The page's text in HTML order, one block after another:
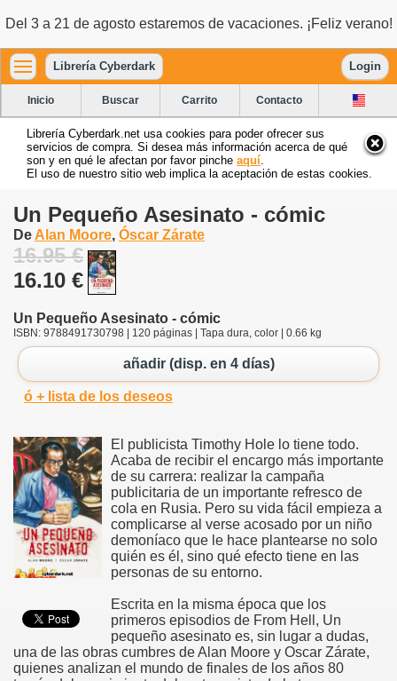
Del 3 a 21 de agosto estaremos de vacaciones. ¡Feliz verano!
Librería Cyberdark Login
Inicio Buscar Carrito Contacto
Librería Cyberdark.net usa cookies para poder ofrecer sus
servicios de compra. Si desea más información acerca de qué
son y en qué le afectan por favor pinche aquí
El uso de nuestro sitio web implica la aceptación de estas cookies.
Un Pequeño Asesinato - cómic
De Alan Moore, Óscar Zárate
16.95 €
16.10 €
Un Pequeño Asesinato - cómic
ISBN: 9788491730798 | 120 páginas | Tapa dura, color | 0.66 kg
añadir (disp. en 4 días)
ó + lista de los deseos
El publicista Timothy Hole lo tiene todo.
Acaba de recibir el encargo más importante
de su carrera: realizar la campaña
publicitaria de un importante refresco de
cola en Rusia. Pero su vida fácil empieza a
complicarse al verse acosado por un niño
demoníaco que le hace plantearse no solo
quién es él, sino qué efecto tiene en las
personas de su entorno.
Escrita en la misma época que los
primeros episodios de From Hell, Un
pequeño asesinato es, sin lugar a dudas,
una de las obras cumbres de Alan Moore y Oscar Zárate,
quienes analizan el mundo de finales de los años 80